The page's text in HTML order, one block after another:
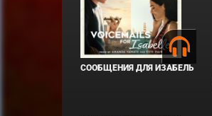
СООБЩЕНИЯ ДЛЯ ИЗАБЕЛЬ